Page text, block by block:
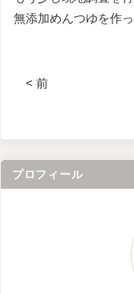
無添加めんつゆを作
< 前
プロフィール